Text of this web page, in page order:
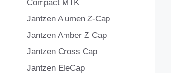
Compact MTK
Jantzen Alumen Z-Cap
Jantzen Amber Z-Cap
Jantzen Cross Cap
Jantzen EleCap